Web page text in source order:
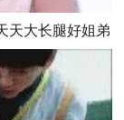
天大长腿好姐弟